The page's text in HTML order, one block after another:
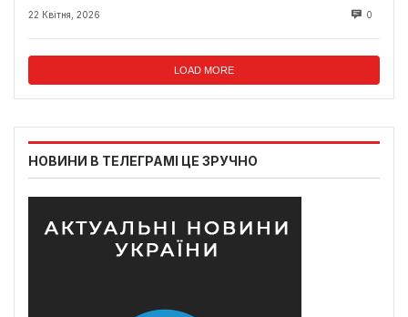
22 Квітня, 2026 0
LOAD MORE
НОВИНИ В ТЕЛЕГРАМІ ЦЕ ЗРУЧНО